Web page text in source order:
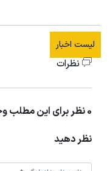
لیست اخبار
نظرات
0 نظر برای این مطلب وجود دارد
نظر دهید